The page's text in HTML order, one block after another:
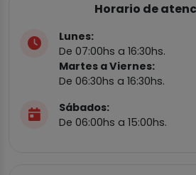
Horario de
Lunes:
De 07:00hs a 16:30hs.
Martes a Viernes:
De 06:30hs a 16:30hs.
Sábados:
De 06:00hs a 15:00hs.